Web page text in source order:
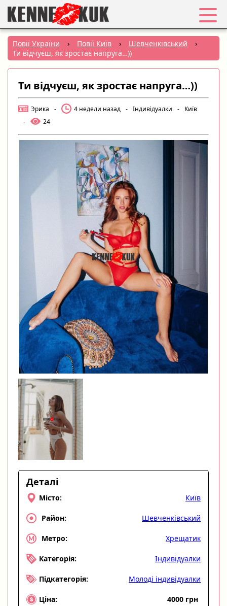
Обране
Вхід
Реєстрація
Міста:
РУС|
УКР
Створити оголошення
Повії України › Повії Київ › Шевченківський
›
Ти відчуєш, як зростає напруга…))
Ти відчуєш, як зростає напруга…))
Эрика - 4 недели назад - Індивідуалки -
Київ
-
24
Деталі
Місто: Київ
Район: Шевченківський
Метро: Хрещатик
Категорія: Індивідуалки
Підкатегорія: Молоді індивідуалки
Ціна: 4000 грн